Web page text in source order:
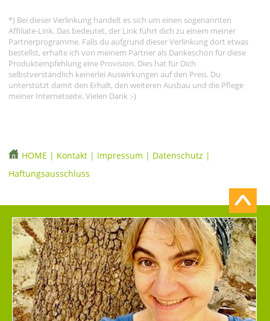
*) Bei dieser Verlinkung handelt es sich um einen sogenannten
Affiliate-Link. Das bedeutet, der Link führt dich zu einem meiner
Partnerprogramme. Falls du aufgrund dieser Verlinkung dort etwas
bestellst, erhalte ich von meinem Partner als Dankeschön für diese
Produktempfehlung eine Provision. Dies hat für Dich
selbstverständlich keinerlei Auswirkungen auf den Preis. Du
unterstützt damit den Erhalt, den weiteren Ausbau und die Pflege
meiner Internetseite. Vielen Dank :-)
HOME | Kontakt | Impressum | Datenschutz |
Haftungsausschluss